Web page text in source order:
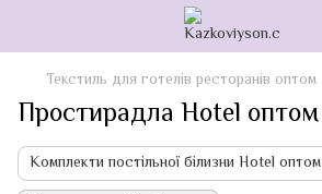
Текстиль для готелів ресторанів оптом
Простирадла Hotel оптом
Комплекти постільної білизни Hotel оптом